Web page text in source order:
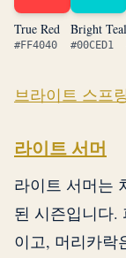
True Red
#FF4040
Bright Teal
#00CED1
브라이트 스프
라이트 서머
라이트 서머는
된 시즌입니다.
이고, 머리카락